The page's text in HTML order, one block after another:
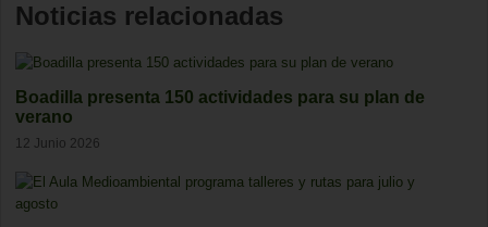
Noticias relacionadas
Boadilla presenta 150 actividades para su plan de
verano
12 Junio 2026